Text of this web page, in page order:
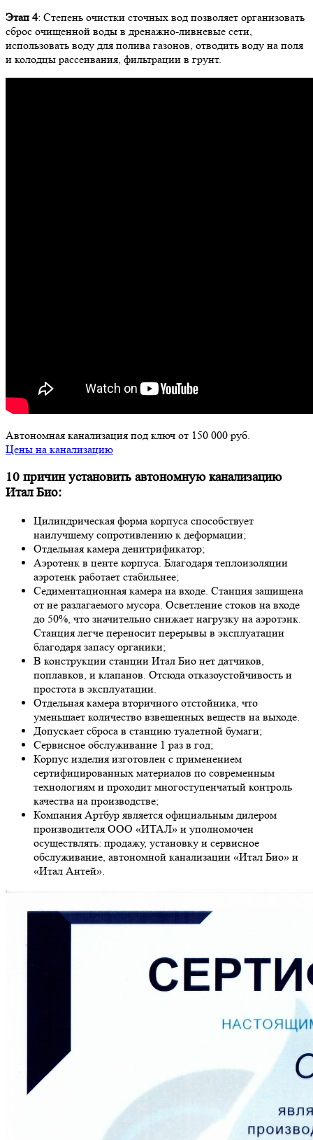
Этап 4: Степень очистки сточных вод позволяет организовать
сброс очищенной воды в дренажно-ливневые сети,
использовать воду для полива газонов, отводить воду на поля
и колодцы рассеивания, фильтрации в грунт.
Автономная канализация под ключ от 150 000 руб.
Цены на канализацию
10 причин установить автономную канализацию
Итал Био:
Цилиндрическая форма корпуса способствует
наилучшему сопротивлению к деформации;
Отдельная камера денитрификатор;
Аэротенк в центе корпуса. Благодаря теплоизоляции
аэротенк работает стабильнее;
Седиментационная камера на входе. Станция защищена
от не разлагаемого мусора. Осветление стоков на входе
до 50%, что значительно снижает нагрузку на аэротэнк.
Станция легче переносит перерывы в эксплуатации
благодаря запасу органики;
В конструкции станции Итал Био нет датчиков,
поплавков, и клапанов. Отсюда отказоустойчивость и
простота в эксплуатации.
Отдельная камера вторичного отстойника, что
уменьшает количество взвешенных веществ на выходе.
Допускает сброса в станцию туалетной бумаги;
Сервисное обслуживание 1 раз в год;
Корпус изделия изготовлен с применением
сертифицированных материалов по современным
технологиям и проходит многоступенчатый контроль
качества на производстве;
Компания Артбур является официальным дилером
производителя ООО «ИТАЛ» и уполномочен
осуществлять: продажу, установку и сервисное
обслуживание, автономной канализации «Итал Био» и
«Итал Антей».